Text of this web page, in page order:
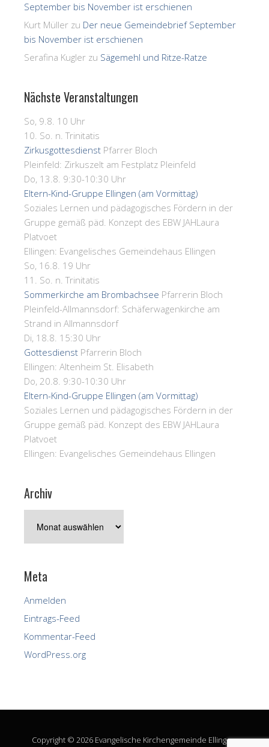
September bis November ist erschienen
Kurt Müller zu Der neue Gemeindebrief September
bis November ist erschienen
Serafina Kugler zu Sägemehl und Ritze-Ratze
Nächste Veranstaltungen
So, 9.8. 10 Uhr
10. So. n. Trinitatis
Zirkusgottesdienst Pfarrer Bloch
Pleinfeld: Zirkuszelt am Festplatz Pleinfeld
Do, 13.8. 9:30-10:30 Uhr
Eltern-Kind-Gruppe Ellingen (am Vormittag)
Soziales Lernen und pädagogisches Fördern in der
Gruppe gemäß päd. Konzept des EBW JAHLaura
Platvoet
Ellingen: Evangelisches Gemeindehaus Ellingen
So, 16.8. 19 Uhr
11. So. n. Trinitatis
Sommerkirche am Brombachsee Pfarrerin Bloch
Pleinfeld-Allmannsdorf: Schäferwagenkirche am
Strand in Allmannsdorf
Di, 18.8. 15:30 Uhr
Gottesdienst Pfarrerin Bloch
Ellingen: Altenheim St. Elisabeth
Do, 20.8. 9:30-10:30 Uhr
Eltern-Kind-Gruppe Ellingen (am Vormittag)
Soziales Lernen und pädagogisches Fördern in der
Gruppe gemäß päd. Konzept des EBW JAHLaura
Platvoet
Ellingen: Evangelisches Gemeindehaus Ellingen
Archiv
Meta
Anmelden
Eintrags-Feed
Kommentar-Feed
WordPress.org
Copyright © 2026 Evangelische Kirchengemeinde Ellingen.